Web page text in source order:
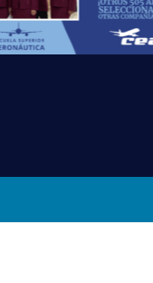
facilite con la finalidad
del e-mail